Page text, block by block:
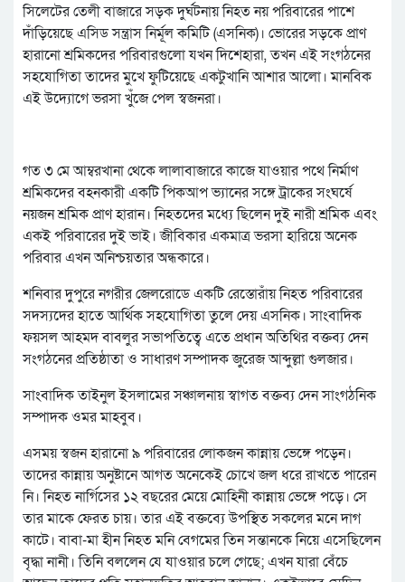
সিলেটের তেলী বাজারে সড়ক দুর্ঘটনায় নিহত নয় পরিবারের পাশে
দাঁড়িয়েছে এসিড সন্ত্রাস নির্মূল কমিটি (এসনিক)। ভোরের সড়কে প্রাণ
হারানো শ্রমিকদের পরিবারগুলো যখন দিশেহারা, তখন এই সংগঠনের
সহযোগিতা তাদের মুখে ফুটিয়েছে একটুখানি আশার আলো। মানবিক
এই উদ্যোগে ভরসা খুঁজে পেল স্বজনরা।
গত ৩ মে আম্বরখানা থেকে লালাবাজারে কাজে যাওয়ার পথে নির্মাণ
শ্রমিকদের বহনকারী একটি পিকআপ ভ্যানের সঙ্গে ট্রাকের সংঘর্ষে
নয়জন শ্রমিক প্রাণ হারান। নিহতদের মধ্যে ছিলেন দুই নারী শ্রমিক এবং
একই পরিবারের দুই ভাই। জীবিকার একমাত্র ভরসা হারিয়ে অনেক
পরিবার এখন অনিশ্চয়তার অন্ধকারে।
শনিবার দুপুরে নগরীর জেলরোডে একটি রেস্তোরাঁয় নিহত পরিবারের
সদস্যদের হাতে আর্থিক সহযোগিতা তুলে দেয় এসনিক। সাংবাদিক
ফয়সল আহমদ বাবলুর সভাপতিত্বে এতে প্রধান অতিথির বক্তব্য দেন
সংগঠনের প্রতিষ্ঠাতা ও সাধারণ সম্পাদক জুরেজ আব্দুল্লা গুলজার।
সাংবাদিক তাইনুল ইসলামের সঞ্চালনায় স্বাগত বক্তব্য দেন সাংগঠনিক
সম্পাদক ওমর মাহবুব।
এসময় স্বজন হারানো ৯ পরিবারের লোকজন কান্নায় ভেঙ্গে পড়েন।
তাদের কান্নায় অনুষ্টানে আগত অনেকেই চোখে জল ধরে রাখতে পারেন
নি। নিহত নার্গিসের ১২ বছরের মেয়ে মোহিনী কান্নায় ভেঙ্গে পড়ে। সে
তার মাকে ফেরত চায়। তার এই বক্তব্যে উপস্থিত সকলের মনে দাগ
কাটে। বাবা-মা হীন নিহত মনি বেগমের তিন সন্তানকে নিয়ে এসেছিলেন
বৃদ্ধা নানী। তিনি বললেন যে যাওয়ার চলে গেছে; এখন যারা বেঁচে